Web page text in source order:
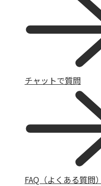
チャットで質問
FAQ（よくある質問）